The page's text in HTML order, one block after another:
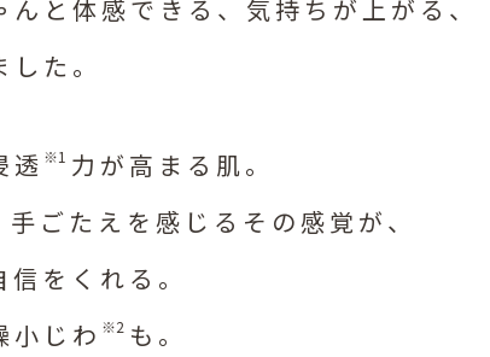
と体感できる、気持ちが上がる、
た。
透 ※1 力が高まる肌。
ごたえを感じるその感覚が、
をくれる。
小じわ ※2 も。